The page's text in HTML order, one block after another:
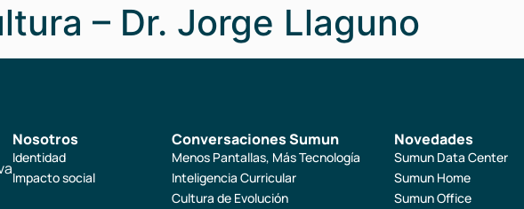
– Dr. Jorge Llaguno
Nosotros
Identidad
Impacto social
Conversaciones Sumun
Menos Pantallas, Más Tecnología
Inteligencia Curricular
Cultura de Evolución
Novedades
Sumun Data Center
Sumun Home
Sumun Office